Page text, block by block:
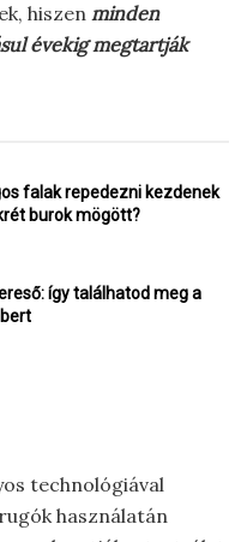
hiszen minden
évekig megtartják
falak repedezni kezdenek
burok mögött?
így találhatod meg a
technológiával
használatán